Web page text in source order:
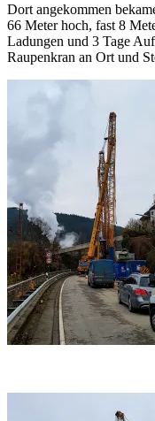
Dort angekommen
66 Meter hoch, fast 8
Ladungen und 3 Tage
Raupenkran an Ort und